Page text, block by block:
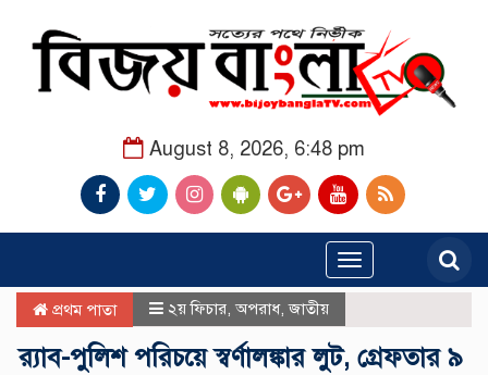
August 8, 2026, 6:48 pm
Toggle
navigation
প্রথম পাতা ২য় ফিচার অপরাধ,জাতীয়
র‌্যাব-পুলিশ পরিচয়ে স্বর্ণালঙ্কার লুট, গ্রেফতার ৯